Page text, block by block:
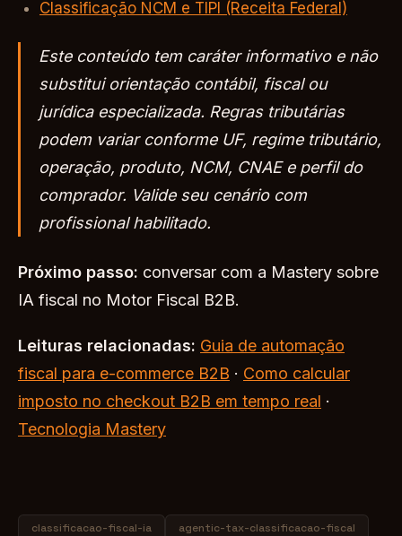
Classificação NCM e TIPI (Receita Federal)
Este conteúdo tem caráter informativo e não
substitui orientação contábil, fiscal ou
jurídica especializada. Regras tributárias
podem variar conforme UF, regime tributário,
operação, produto, NCM, CNAE e perfil do
comprador. Valide seu cenário com
profissional habilitado.
Próximo passo: conversar com a Mastery sobre
IA fiscal no Motor Fiscal B2B.
Leituras relacionadas: Guia de automação
fiscal para e-commerce B2B · Como calcular
imposto no checkout B2B em tempo real ·
Tecnologia Mastery
classificacao-fiscal-ia
agentic-tax-classificacao-fiscal